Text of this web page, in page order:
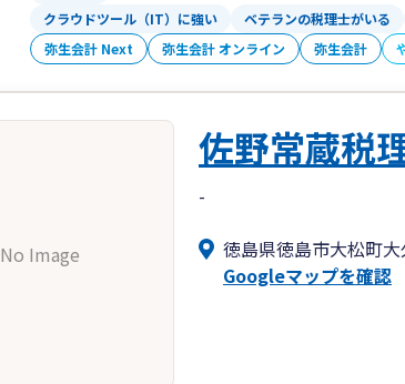
クラウドツール（IT）に強い ベテランの税理士がいる
弥生会計 Next 弥生会計 オンライン 弥生会計
No Image
佐野常蔵税
-
徳島県徳島市大松町大
Googleマップを確認